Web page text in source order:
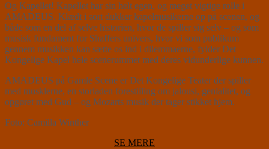
Og Kapellet! Kapellet har sin helt egen, og meget vigtige rolle i
AMADEUS. Klædt i sort dukker kapelmusikerne op på scenen, og
både som en del af selve historien, hvor de spiller sig selv – og som
musisk fundament for Shaffers univers, hvor vi som publikum
gennem musikken kan sætte os ind i dilemmaerne, fylder Det
Kongelige Kapel hele scenerummet med deres vidunderlige kunnen.
AMADEUS på Gamle Scene er Det Kongelige Teater der spiller
med musklerne, en storladen forestilling om jalousi, genialitet, og
opgøret med Gud – og Mozarts musik der tager stikket hjem.
Foto: Camilla Winther
SE MERE